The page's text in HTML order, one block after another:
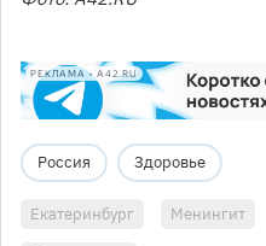
РЕКЛАМА • A42.RU
Россия Здоровье
Екатеринбург Менингит